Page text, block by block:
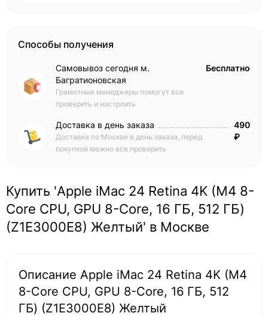
Способы получения
Самовывоз сегодня м.
Багратионовская
Грамотные менеджеры помогут все
проверить и настроить
Бесплатно
Доставка в день заказа
Доставка по Москве в день заказа, перед
покупкой можно все проверить
490
₽
Купить 'Apple iMac 24 Retina 4K (M4 8-
Core CPU, GPU 8-Core, 16 ГБ, 512 ГБ)
(Z1E3000E8) Желтый' в Москве
Описание Apple iMac 24 Retina 4K (M4
8-Core CPU, GPU 8-Core, 16 ГБ, 512
ГБ) (Z1E3000E8) Желтый